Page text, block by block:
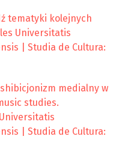
tematyki kolejnych
Universitatis
| Studia de Cultura:
medialny w
studies.
| Studia de Cultura: